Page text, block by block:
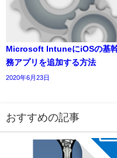
Microsoft IntuneにiOSの基
務アプリを追加する方法
2020年6月23日
おすすめの記事